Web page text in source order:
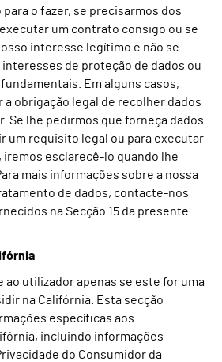
o fazer, se precisarmos dos
um contrato consigo ou se
interesse legítimo e não se
de proteção de dados ou
Em alguns casos,
obrigação legal de recolher dados
Se lhe pedirmos que forneça dados
um requisito legal ou para executar
esclarecê-lo quando lhe
mais informações sobre a nossa
de dados, contacte-nos
na Secção 15 da presente
ao utilizador apenas se este for uma
na Califórnia. Esta secção
específicas aos
incluindo informações
do Consumidor da